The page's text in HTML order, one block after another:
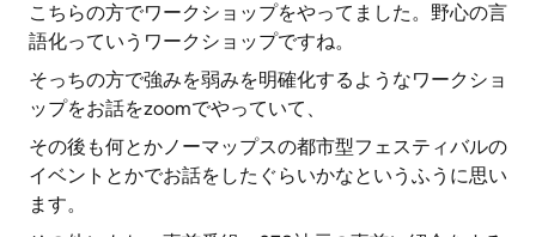
こちらの方でワークショップをやってました。野心の言
語化っていうワークショップですね。
そっちの方で強みを弱みを明確化するようなワークショ
ップをお話をzoomでやっていて、
その後も何とかノーマップスの都市型フェスティバルの
イベントとかでお話をしたぐらいかなというふうに思い
ます。